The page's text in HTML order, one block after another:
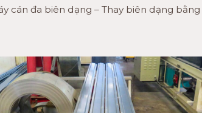
cán đa biên dạng – Thay biên dạng